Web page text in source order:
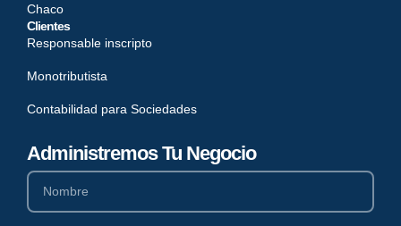
Administremos Tu Negocio
Chaco
Clientes
Responsable inscripto
Monotributista
Contabilidad para Sociedades